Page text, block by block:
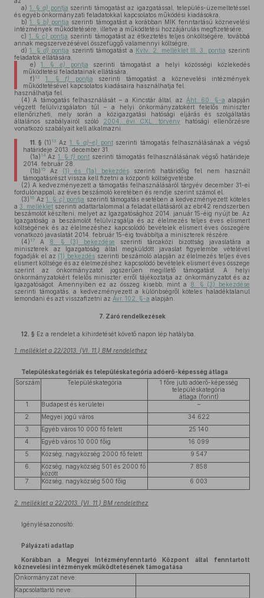
a) 1. § a) pontja szerinti támogatást az igazgatással, település-üzemeltetéssel
és egyéb önkormányzati feladatokkal kapcsolatos működési kiadásokra,
b) 1. § b) pontja szerinti támogatást a korábban MIK fenntartású köznevelési
intézmények működtetésére, illetve a működtetési hozzájárulás megfizetésére,
c) 1. §c) pontja szerinti támogatást az étkeztetés teljes önköltségére, továbbá
annak megszervezésével összefüggő valamennyi költségre,
d) 1. §d) pontja szerinti támogatást a Kvtv. 2. melléklet III. 3. pontja szerinti
feladatok ellátására,
e)
1. § e) pontja szerinti támogatást a helyi közösségi közlekedés
működtetési feladatainak ellátására,
f) 12 1. § f) pontja szerinti támogatást a köznevelési intézmények
működtetésével kapcsolatos kiadásaira használhatja fel.
használhatja fel.
(4) A támogatás felhasználását – a Kincstár által, az Áht. 60. §-a alapján
végzett felülvizsgálaton túl – a helyi önkormányzatokért felelős miniszter
ellenőrizheti, mely során a közigazgatási hatósági eljárás és szolgáltatás
általános szabályairól szóló 2004. évi CXL. törvény hatósági ellenőrzésre
vonatkozó szabályait kell alkalmazni.
11. § (1) 13 Az 1. § a)–e) pontszerinti támogatás felhasználásának a végső
határideje 2013. december 31.
(1a) 14Az 1. § f) pont szerinti támogatás felhasználásának végső határideje
2014. február 28.
(1b) 15Az (1) és (1a) bekezdésszerinti határidőig fel nem használt
támogatásrészt vissza kell fizetni a központi költségvetésbe.
(2) A kedvezményezett a támogatás felhasználásáról tárgyév december 31-ei
fordulónappal, az éves beszámoló keretében és rendje szerint számol el.
(3) 16 Az1. § c) pontja szerinti támogatás esetében a kedvezményezett köteles
a 3. melléklet szerinti adattartalommal a feladat ellátásáról az ebr42 rendszerben
beszámolót készíteni, melyet az Igazgatósághoz 2014. január 15-éig nyújt be. Az
Igazgatóság a beszámolót felülvizsgálja és az élelmezés teljes éves elismert
költségének és az élelmezéshez kapcsolódó bevételek elismert éves összegére
vonatkozó javaslatát 2014. február 15-éig továbbítja a miniszterek részére.
(4) 17 A 8. § (3) bekezdése szerinti tárcaközi bizottság javaslatára a
miniszterek az Igazgatóság által megküldött javaslat figyelembe vételével
fogadják el az (1) bekezdés szerinti beszámoló alapján az élelmezés teljes éves
elismert költsége és az élelmezéshez kapcsolódó bevételek elismert éves összege
szerint az önkormányzatot jogszerűen megillető támogatást. A helyi
önkormányzatokért felelős miniszter erről tájékoztatja az önkormányzatot és az
Igazgatóságot. Amennyiben ez az összeg kisebb, mint a 8. § (3) bekezdése
szerinti támogatás, a kedvezményezett a különbségről köteles haladéktalanul
lemondani és azt visszafizetni az Ávr. 102. §-a alapján.
7. Záró rendelkezések
12. § Ez a rendelet a kihirdetését követő napon lép hatályba.
1. melléklet a 22/2013. (VI. 11.) BM rendelethez
Településkategóriák és településkategória adóerő-képesség átlaga
Sorszám
Településkategória
1 főre jutó adóerő-képesség
településkategória
átlaga (forint)
1.
Budapest és kerületei
–
2.
Megyei jogú város
34 622
3.
Egyéb város 10 000 fő felett
25 140
4.
Egyéb város 10 000 főig
16 099
5.
Község, nagyközség 2000 fő felett
9 547
6.
Község, nagyközség 501 és 2000 fő
között
7 858
7. Község, nagyközség 500 főig 6 003
2. melléklet a 22/2013. (VI. 11.) BM rendelethez
Igénylésazonosító:
Pályázati adatlap
Korábban a Megyei Intézményfenntartó Központ által fenntartott
köznevelési intézmények működtetésének támogatása
Önkormányzat neve:
Kapcsolattartó neve: